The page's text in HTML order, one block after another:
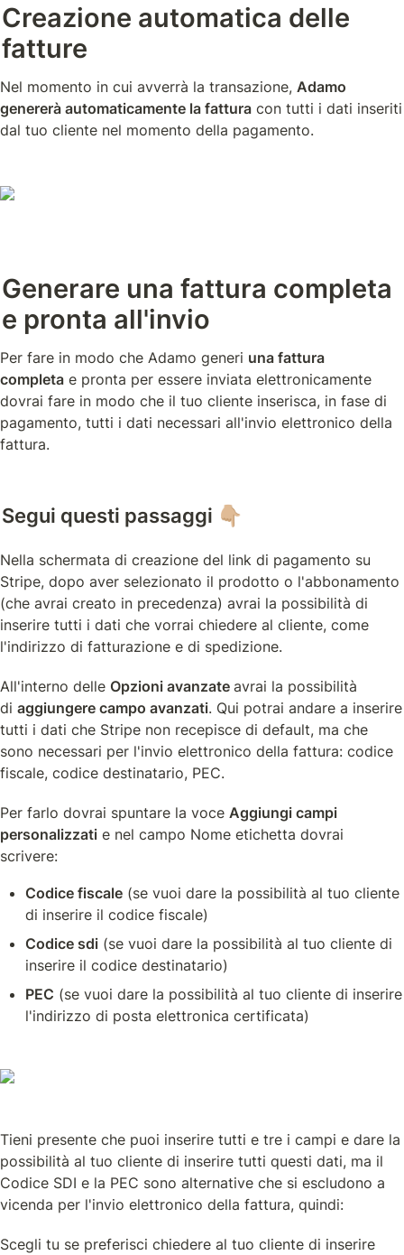
Creazione automatica delle
fatture
Nel momento in cui avverrà la transazione, Adamo
genererà automaticamente la fattura con tutti i dati inseriti
dal tuo cliente nel momento della pagamento.
Generare una fattura completa
e pronta all'invio
Per fare in modo che Adamo generi una fattura
completa e pronta per essere inviata elettronicamente
dovrai fare in modo che il tuo cliente inserisca, in fase di
pagamento, tutti i dati necessari all'invio elettronico della
fattura.
Segui questi passaggi 👇🏼
Nella schermata di creazione del link di pagamento su
Stripe, dopo aver selezionato il prodotto o l'abbonamento
(che avrai creato in precedenza) avrai la possibilità di
inserire tutti i dati che vorrai chiedere al cliente, come
l'indirizzo di fatturazione e di spedizione.
All'interno delle Opzioni avanzate avrai la possibilità
di aggiungere campo avanzati. Qui potrai andare a inserire
tutti i dati che Stripe non recepisce di default, ma che
sono necessari per l'invio elettronico della fattura: codice
fiscale, codice destinatario, PEC.
Per farlo dovrai spuntare la voce Aggiungi campi
personalizzati e nel campo Nome etichetta dovrai
scrivere:
Codice fiscale (se vuoi dare la possibilità al tuo cliente
di inserire il codice fiscale)
Codice sdi (se vuoi dare la possibilità al tuo cliente di
inserire il codice destinatario)
PEC (se vuoi dare la possibilità al tuo cliente di inserire
l'indirizzo di posta elettronica certificata)
Tieni presente che puoi inserire tutti e tre i campi e dare la
possibilità al tuo cliente di inserire tutti questi dati, ma il
Codice SDI e la PEC sono alternative che si escludono a
vicenda per l'invio elettronico della fattura, quindi:
Scegli tu se preferisci chiedere al tuo cliente di inserire